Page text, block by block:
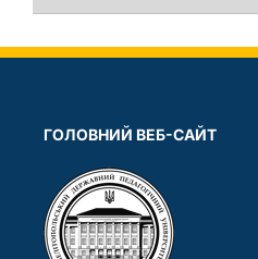
ГОЛОВНИЙ ВЕБ-САЙТ